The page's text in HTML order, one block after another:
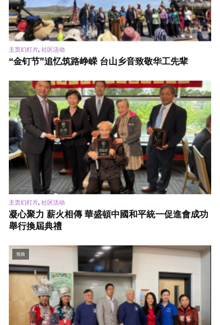
主页幻灯片, 社区活动
“金钉节”追忆筑路峥嵘 台山乡音致敬华工先辈
主页幻灯片, 社区活动
凝心聚力 薪火相傳 華盛頓中國和平統一促進會成功
舉行換屆典禮
视频